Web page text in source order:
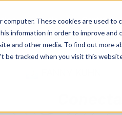
computer. These cookies are used
information in order to improve
and other media. To find out more
be tracked when you visit this
Precios Centro de